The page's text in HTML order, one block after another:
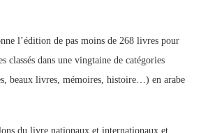
l’édition de pas moins de 268 livres pour
classés dans une vingtaine de catégories
beaux livres, mémoires, histoire…) en arabe
du livre nationaux et internationaux et